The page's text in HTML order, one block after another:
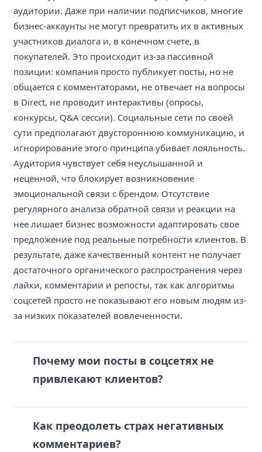
аудитории. Даже при наличии подписчиков, многие
бизнес-аккаунты не могут превратить их в активных
участников диалога и, в конечном счете, в
покупателей. Это происходит из-за пассивной
позиции: компания просто публикует посты, но не
общается с комментаторами, не отвечает на вопросы
в Direct, не проводит интерактивы (опросы,
конкурсы, Q&A сессии). Социальные сети по своей
сути предполагают двустороннюю коммуникацию, и
игнорирование этого принципа убивает лояльность.
Аудитория чувствует себя неуслышанной и
неценной, что блокирует возникновение
эмоциональной связи с брендом. Отсутствие
регулярного анализа обратной связи и реакции на
нее лишает бизнес возможности адаптировать свое
предложение под реальные потребности клиентов. В
результате, даже качественный контент не получает
достаточного органического распространения через
лайки, комментарии и репосты, так как алгоритмы
соцсетей просто не показывают его новым людям из-
за низких показателей вовлеченности.
Почему мои посты в соцсетях не
привлекают клиентов?
Как преодолеть страх негативных
комментариев?